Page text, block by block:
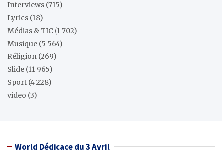
Interviews (715)
Lyrics (18)
Médias & TIC (1 702)
Musique (5 564)
Réligion (269)
Slide (11 965)
Sport (4 228)
video (3)
World Dédicace du 3 Avril